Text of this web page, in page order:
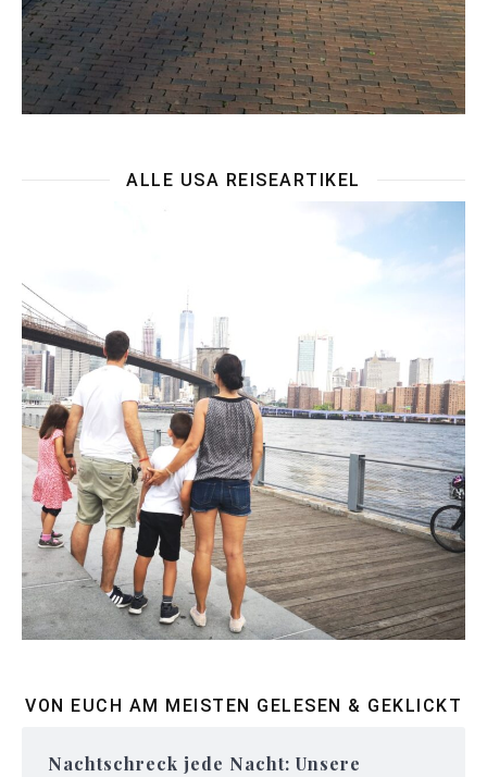
ALLE USA REISEARTIKEL
VON EUCH AM MEISTEN GELESEN & GEKLICKT
Nachtschreck jede Nacht: Unsere